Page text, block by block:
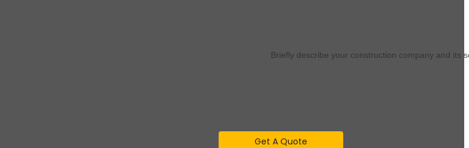
Briefly describe your construction company and its
Get A Quote